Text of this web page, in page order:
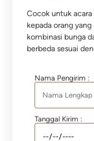
Cocok untuk acara
kepada orang
kombinasi bunga
berbeda sesuai
Nama Pengirim :
Tanggal Kirim :